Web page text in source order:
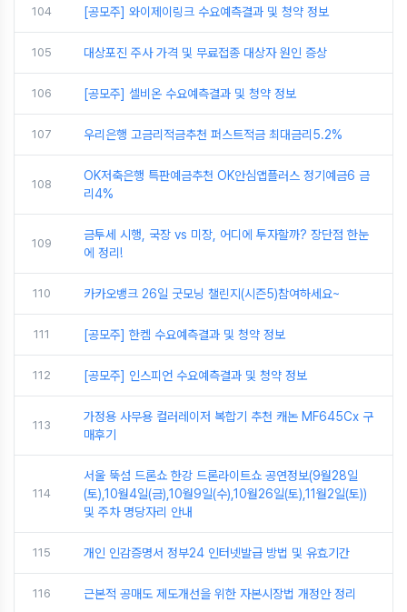
104 [공모주] 와이제이링크 수요예측결과 및 청약 정보
105 대상포진 주사 가격 및 무료접종 대상자 원인 증상
106 [공모주] 셀비온 수요예측결과 및 청약 정보
107 우리은행 고금리적금추천 퍼스트적금 최대금리5.2%
108
OK저축은행 특판예금추천 OK안심앱플러스 정기예금6 금
리4%
109
금투세 시행, 국장 vs 미장, 어디에 투자할까? 장단점 한눈
에 정리!
110 카카오뱅크 26일 굿모닝 챌린지(시즌5)참여하세요~
111 [공모주] 한켐 수요예측결과 및 청약 정보
112 [공모주] 인스피언 수요예측결과 및 청약 정보
113
가정용 사무용 컬러레이저 복합기 추천 캐논 MF645Cx 구
매후기
114
서울 뚝섬 드론쇼 한강 드론라이트쇼 공연정보(9월28일
(토),10월4일(금),10월9일(수),10월26일(토),11월2일(토))
및 주차 명당자리 안내
115 개인 인감증명서 정부24 인터넷발급 방법 및 유효기간
116 근본적 공매도 제도개선을 위한 자본시장법 개정안 정리